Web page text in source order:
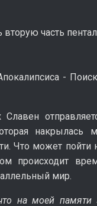
вторую часть
-
накрылась
Что может пойти
происходит
мир.
что на моей